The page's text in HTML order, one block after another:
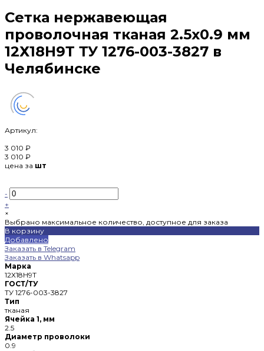
Сетка нержавеющая
проволочная тканая 2.5х0.9 мм
12Х18Н9Т ТУ 1276-003-3827 в
Челябинске
Артикул:
3 010 ₽
3 010 ₽
цена за шт
-
+
×
Выбрано максимальное количество, доступное для заказа
В корзину
Добавлено
Заказать в Telegram
Заказать в Whatsapp
Марка
12Х18Н9Т
ГОСТ/ТУ
ТУ 1276-003-3827
Тип
тканая
Ячейка 1, мм
2.5
Диаметр проволоки
0.9